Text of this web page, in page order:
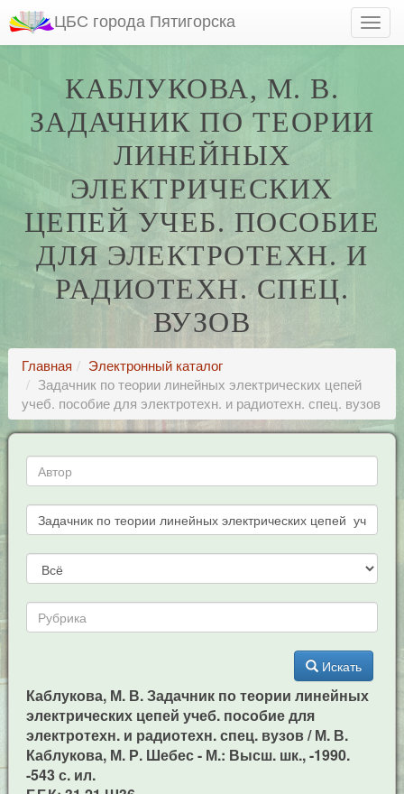
ЦБС города Пятигорска
КАБЛУКОВА, М. В.
ЗАДАЧНИК ПО ТЕОРИИ
ЛИНЕЙНЫХ
ЭЛЕКТРИЧЕСКИХ
ЦЕПЕЙ УЧЕБ. ПОСОБИЕ
ДЛЯ ЭЛЕКТРОТЕХН. И
РАДИОТЕХН. СПЕЦ.
ВУЗОВ
Главная
Электронный каталог
Задачник по теории линейных электрических цепей
учеб. пособие для электротехн. и радиотехн. спец. вузов
Искать
Каблукова, М. В. Задачник по теории линейных
электрических цепей учеб. пособие для
электротехн. и радиотехн. спец. вузов / М. В.
Каблукова, М. Р. Шебес - М.: Высш. шк., -1990.
-543 с. ил.